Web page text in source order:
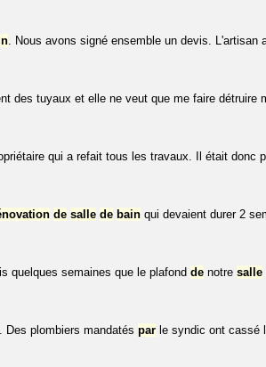
. Nous avons signé ensemble un devis. L'artisan
des tuyaux et elle ne veut que me faire détruire
qui a refait tous les travaux. Il était donc
de salle de bain qui devaient durer 2
quelques semaines que le plafond de notre salle
Des plombiers mandatés par le syndic ont cassé